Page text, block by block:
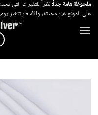
تخطي
للمحتوى
ملحوظة هامة جداً:نظراً للتغيرات التي
على الموقع غير محدثة، والأسعار تتغير
حريمي /